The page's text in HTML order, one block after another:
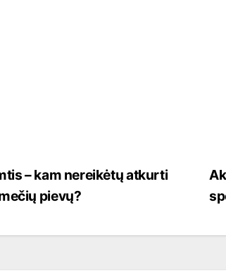
– kam nereikėtų atkurti
pievų?